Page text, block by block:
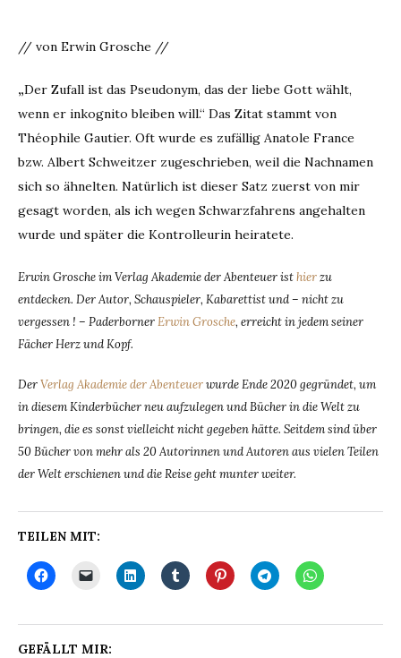
// von Erwin Grosche //
„Der Zufall ist das Pseudonym, das der liebe Gott wählt,
wenn er inkognito bleiben will.“ Das Zitat stammt von
Théophile Gautier. Oft wurde es zufällig Anatole France
bzw. Albert Schweitzer zugeschrieben, weil die Nachnamen
sich so ähnelten. Natürlich ist dieser Satz zuerst von mir
gesagt worden, als ich wegen Schwarzfahrens angehalten
wurde und später die Kontrolleurin heiratete.
Erwin Grosche im Verlag Akademie der Abenteuer isthierzu
entdecken. Der Autor, Schauspieler, Kabarettist und – nicht zu
vergessen ! – PaderbornerErwin Grosche, erreicht in jedem seiner
Fächer Herz und Kopf.
DerVerlag Akademie der Abenteuerwurde Ende 2020 gegründet, um
in diesem Kinderbücher neu aufzulegen und Bücher in die Welt zu
bringen, die es sonst vielleicht nicht gegeben hätte. Seitdem sind über
50 Bücher von mehr als 20 Autorinnen und Autoren aus vielen Teilen
der Welt erschienen und die Reise geht munter weiter.
TEILEN MIT:
GEFÄLLT MIR: